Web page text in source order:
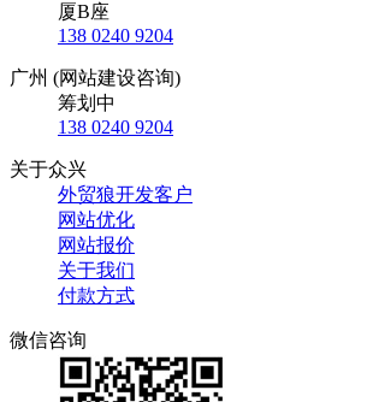
厦B座
138 0240 9204
广州 (网站建设咨询)
筹划中
138 0240 9204
关于众兴
外贸狼开发客户
网站优化
网站报价
关于我们
付款方式
微信咨询